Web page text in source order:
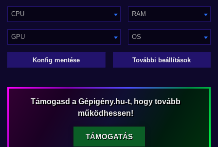
CPU RAM
GPU OS
Konfig mentése További beállítások
Támogasd a Gépigény.hu-t, hogy tovább
működhessen!
TÁMOGATÁS